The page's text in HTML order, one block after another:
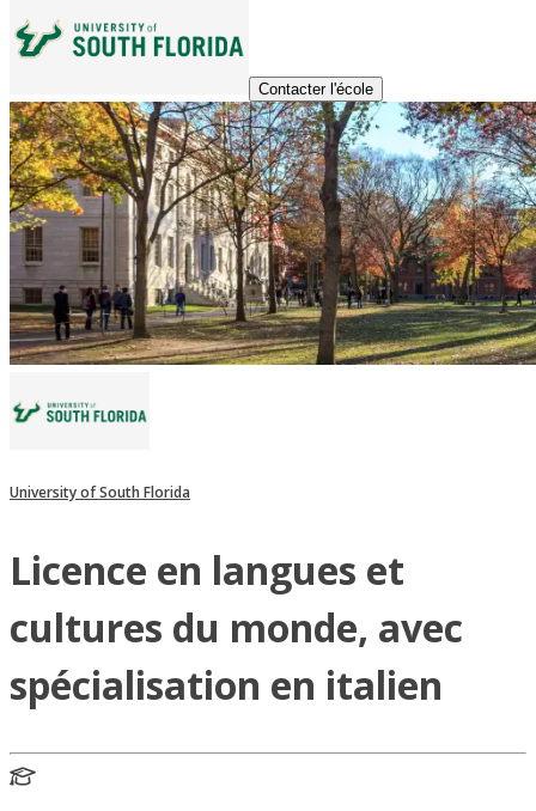
Contacter l'école
University of South Florida
Licence en langues et
cultures du monde, avec
spécialisation en italien